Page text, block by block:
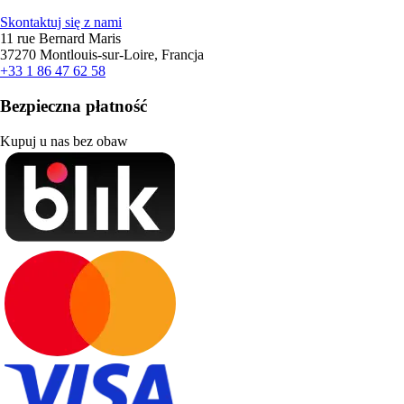
Skontaktuj się z nami
11 rue Bernard Maris
37270 Montlouis-sur-Loire, Francja
+33 1 86 47 62 58
Bezpieczna płatność
Kupuj u nas bez obaw